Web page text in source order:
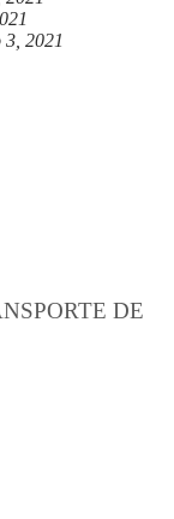
2021
DE